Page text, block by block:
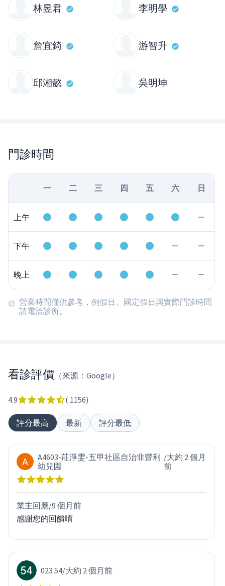
林昱君 李明學
詹宜錡 游智升
邱湘懿 吳明坤
門診時間
一 二 三 四 五 六 日
上午
下午
晚上
營業時間僅供參考，例假日、國定假日與實際門診時間
請電洽診所。
看診評價 （來源：Google）
4.9 ( 1156)
評分最高 最新 評分最低
A4603-莊淨雯-五甲社區自治非營利
幼兒園
/大約 2 個月
前
業主回應/9 個月前
感謝您的回饋唷
023 54/大約 2 個月前